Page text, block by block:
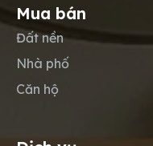
Mua bán
Đất nền
Nhà phố
Căn hộ